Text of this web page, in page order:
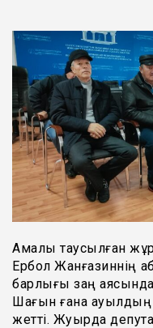
Амалы таусылған
Ербол Жанғазиннің
барлығы заң
Шағын ғана ауылдың
жетті. Жуырда